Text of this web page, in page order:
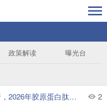
政策解读 曝光台
从鱼胶原来源到每瓶含量全面分析，2026年胶原蛋白肽哪个牌子好更值得长期关注 2